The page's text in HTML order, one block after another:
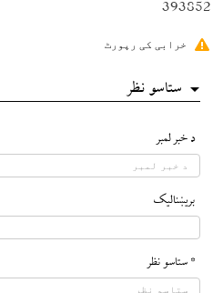
393852
خرابی کی رپورٹ
ستاسو نظر
د خبر لمبر
بريښناليک
* ستاسو نظر